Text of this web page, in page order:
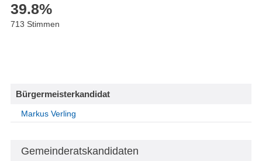
39.8%
713 Stimmen
Bürgermeisterkandidat
Markus Verling
Gemeinderatskandidaten